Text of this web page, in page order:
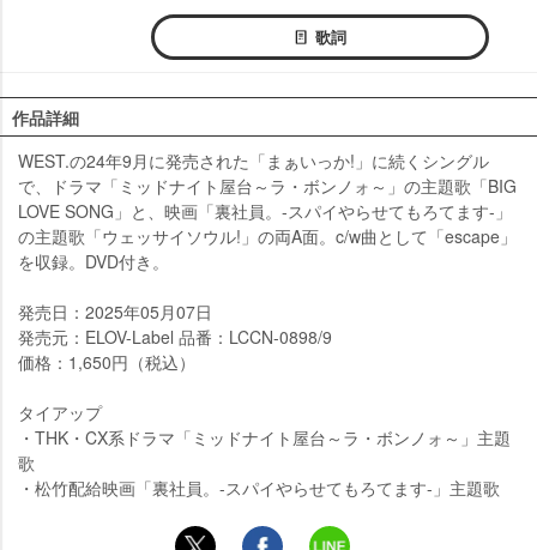
歌詞
作品詳細
WEST.の24年9月に発売された「まぁいっか!」に続くシングル
で、ドラマ「ミッドナイト屋台～ラ・ボンノォ～」の主題歌「BIG
LOVE SONG」と、映画「裏社員。-スパイやらせてもろてます-」
の主題歌「ウェッサイソウル!」の両A面。c/w曲として「escape」
を収録。DVD付き。
発売日：2025年05月07日
発売元：ELOV-Label 品番：LCCN-0898/9
価格：1,650円（税込）
タイアップ
・THK・CX系ドラマ「ミッドナイト屋台～ラ・ボンノォ～」主題
歌
・松竹配給映画「裏社員。-スパイやらせてもろてます-」主題歌